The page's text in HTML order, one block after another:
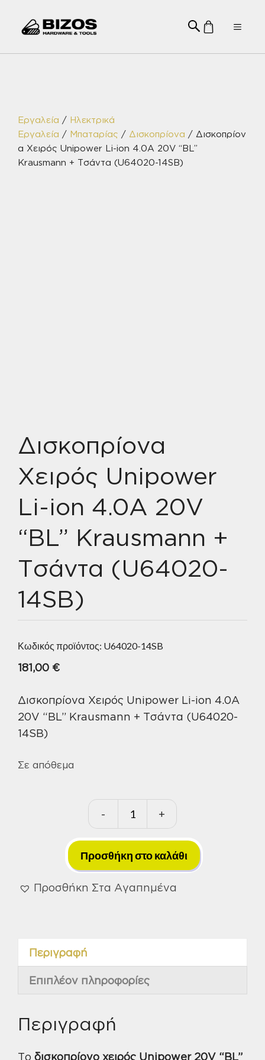
Menu
Εργαλεία / Ηλεκτρικά
Εργαλεία / Μπαταρίας / Δισκοπρίονα / Δισκοπρίον
α Χειρός Unipower Li-ion 4.0A 20V “BL”
Krausmann + Τσάντα (U64020-14SB)
Δισκοπρίονα
Χειρός Unipower
Li-ion 4.0A 20V
“BL” Krausmann +
Τσάντα (U64020-
14SB)
Κωδικός προϊόντος: U64020-14SB
181,00 €
Δισκοπρίονα Χειρός Unipower Li-ion 4.0A
20V “BL” Krausmann + Τσάντα (U64020-
14SB)
Σε απόθεμα
-
Δισκοπρίονα
Χειρός
Unipower
Li-
ion
+
Τσάντα
+
Προσθήκη στο καλάθι
Προσθήκη Στα Αγαπημένα
Περιγραφή
Επιπλέον πληροφορίες
Περιγραφή
Το δισκοπρίονο χειρός Unipower 20V “BL”